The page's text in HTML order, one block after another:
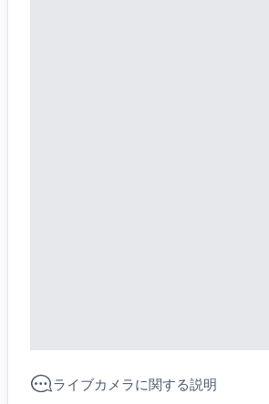
ライブカメラに関する説明